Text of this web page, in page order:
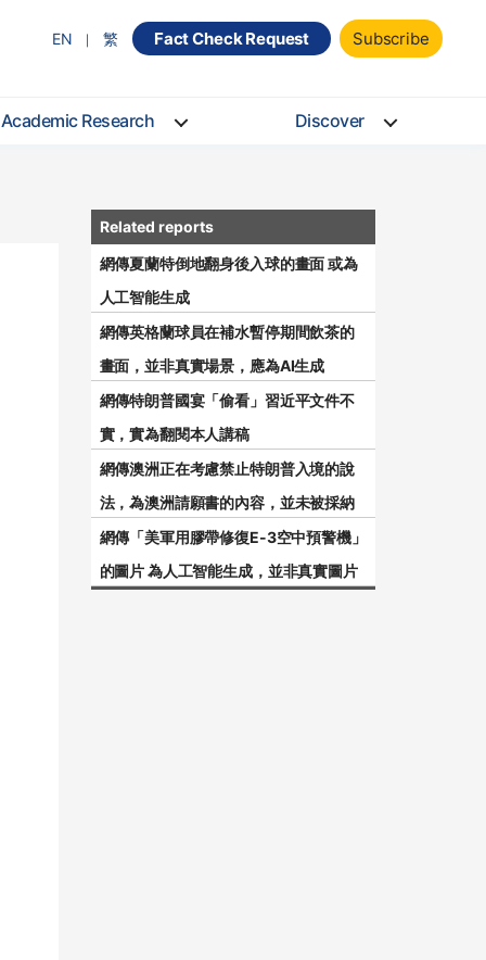
EN 繁 Fact Check Request Subscribe
Academic Research Discover
網傳夏蘭特倒地翻身後入球的畫面 或為
人工智能生成
網傳英格蘭球員在補水暫停期間飲茶的
畫面，並非真實場景，應為AI生成
網傳特朗普國宴「偷看」習近平文件不
實，實為翻閱本人講稿
網傳澳洲正在考慮禁止特朗普入境的說
法，為澳洲請願書的內容，並未被採納
網傳「美軍用膠帶修復E-3空中預警機」
的圖片 為人工智能生成，並非真實圖片